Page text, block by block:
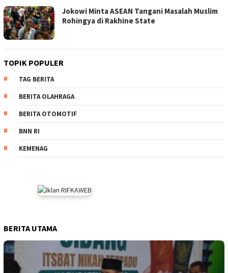
Jokowi Minta ASEAN Tangani Masalah Muslim
Rohingya di Rakhine State
TOPIK POPULER
TAG BERITA
BERITA OLAHRAGA
BERITA OTOMOTIF
BNN RI
KEMENAG
BERITA UTAMA